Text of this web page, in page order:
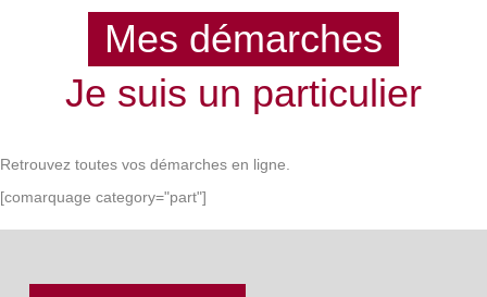
Mes démarches
Je suis un particulier
Retrouvez toutes vos démarches en ligne.
[comarquage category="part"]